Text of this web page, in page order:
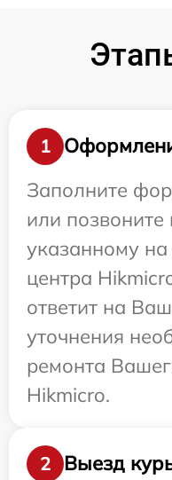
1
Заполните
или
указанному на
центра
ответит на
уточнения
ремонта
Hikmicro.
2 Выезд